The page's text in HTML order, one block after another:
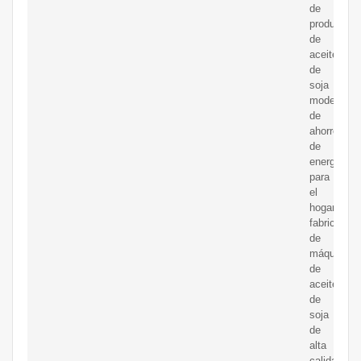
de
producción
de
aceite
de
soja
modelo
de
ahorro
de
energía
para
el
hogar;
fabricante
de
máquinas
de
aceite
de
soja
de
alta